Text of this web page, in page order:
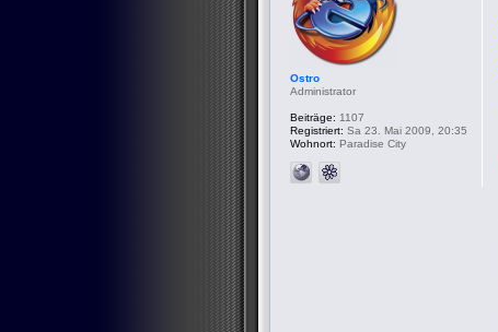
Ostro
Administrator
Beiträge: 1107
Registriert: Sa 23. Mai 2009, 20:35
Wohnort: Paradise City